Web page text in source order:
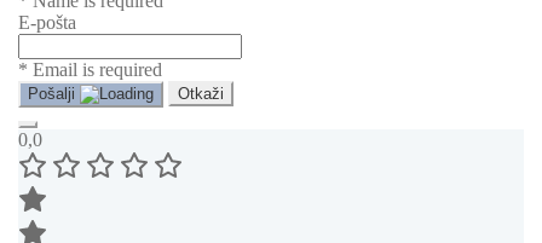
E-pošta
* Email is required
Pošalji Otkaži
0,0